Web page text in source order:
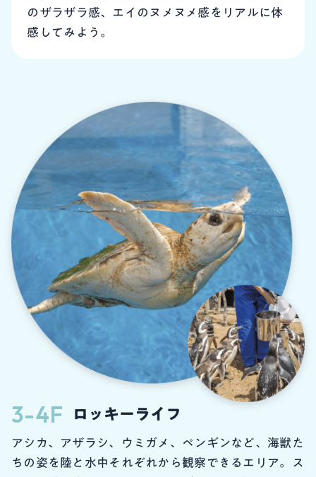
のザラザラ感、エイのヌメヌメ感をリアルに体
感してみよう。
3-4F ロッキーライフ
アシカ、アザラシ、ウミガメ、ペンギンなど、海獣た
ちの姿を陸と水中それぞれから観察できるエリア。ス